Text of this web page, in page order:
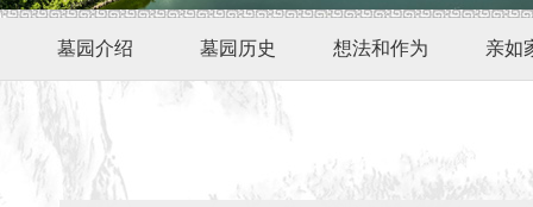
墓园介绍 墓园历史 想法和作为 亲如